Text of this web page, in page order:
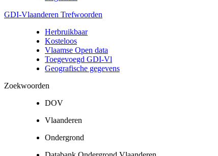
GDI-Vlaanderen Trefwoorden
Herbruikbaar
Kosteloos
Vlaamse Open data
Toegevoegd GDI-Vl
Geografische gegevens
Zoekwoorden
DOV
Vlaanderen
Ondergrond